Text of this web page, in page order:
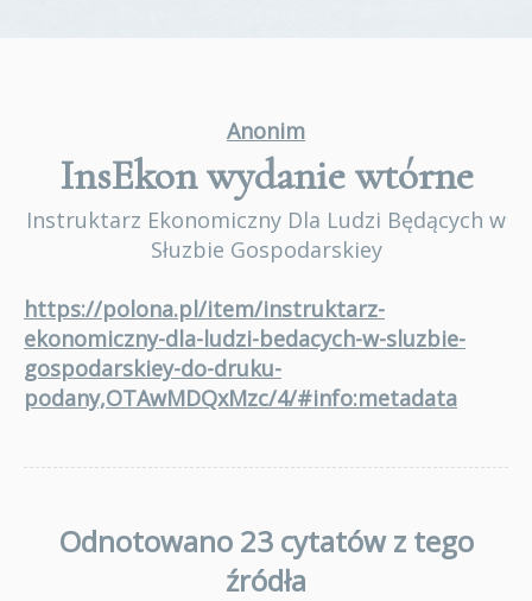
Anonim
InsEkonwydanie wtórne
Instruktarz Ekonomiczny Dla Ludzi Będących w
Słuzbie Gospodarskiey
https://polona.pl/item/instruktarz-
ekonomiczny-dla-ludzi-bedacych-w-sluzbie-
gospodarskiey-do-druku-
podany,OTAwMDQxMzc/4/#info:metadata
Odnotowano 23 cytatów z tego
źródła